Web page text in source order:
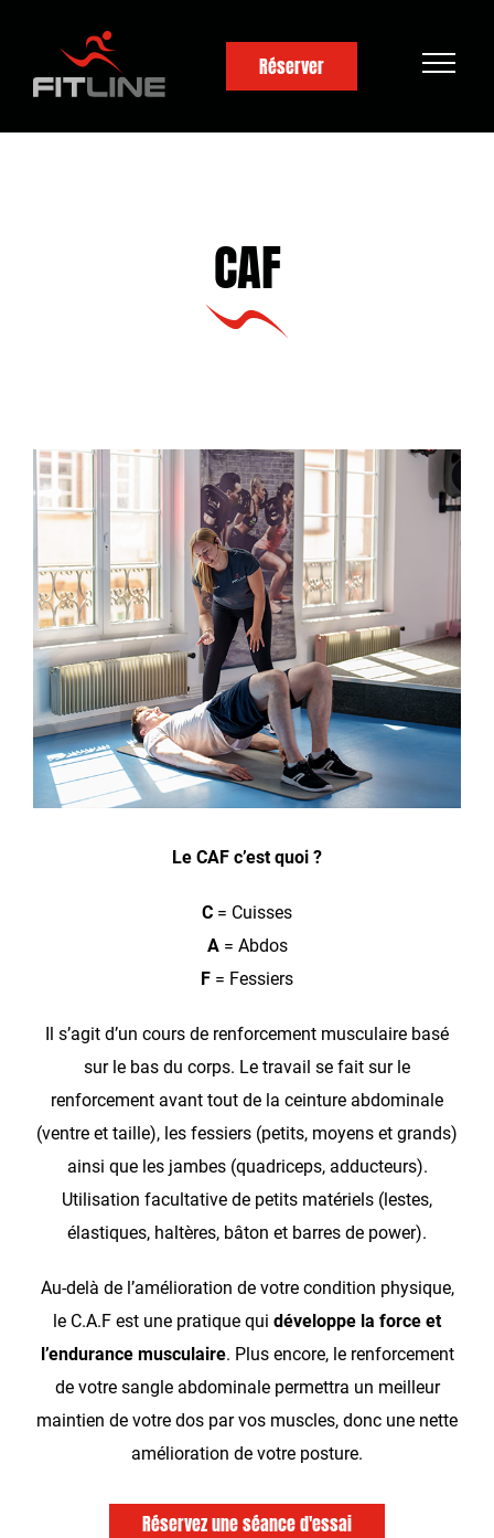
MH Fitline
Réserver
CAF
Le CAF c’est quoi ?
C = Cuisses
A = Abdos
F = Fessiers
Il s’agit d’un cours de renforcement musculaire basé
sur le bas du corps. Le travail se fait sur le
renforcement avant tout de la ceinture abdominale
(ventre et taille), les fessiers (petits, moyens et grands)
ainsi que les jambes (quadriceps, adducteurs).
Utilisation facultative de petits matériels (lestes,
élastiques, haltères, bâton et barres de power).
Au-delà de l’amélioration de votre condition physique,
le C.A.F est une pratique qui développe la force et
l’endurance musculaire. Plus encore, le renforcement
de votre sangle abdominale permettra un meilleur
maintien de votre dos par vos muscles, donc une nette
amélioration de votre posture.
Réservez une séance d'essai